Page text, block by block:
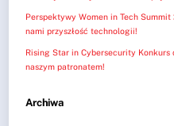
Perspektywy Women in Tech
nami przyszłość technologii!
Rising Star in Cybersecurity
naszym patronatem!
Archiwa